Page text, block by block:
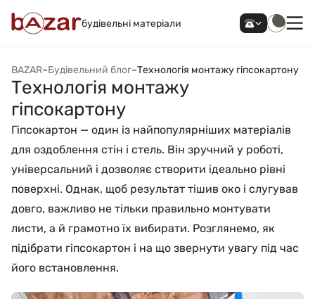
будівельні матеріали
BAZAR–Будівельний блог–Технологія монтажу гіпсокартону
Технологія монтажу
гіпсокартону
Гіпсокартон — один із найпопулярніших матеріалів
для оздоблення стін і стель. Він зручний у роботі,
універсальний і дозволяє створити ідеально рівні
поверхні. Однак, щоб результат тішив око і слугував
довго, важливо не тільки правильно монтувати
листи, а й грамотно їх вибирати. Розглянемо, як
підібрати гіпсокартон і на що звернути увагу під час
його встановлення.